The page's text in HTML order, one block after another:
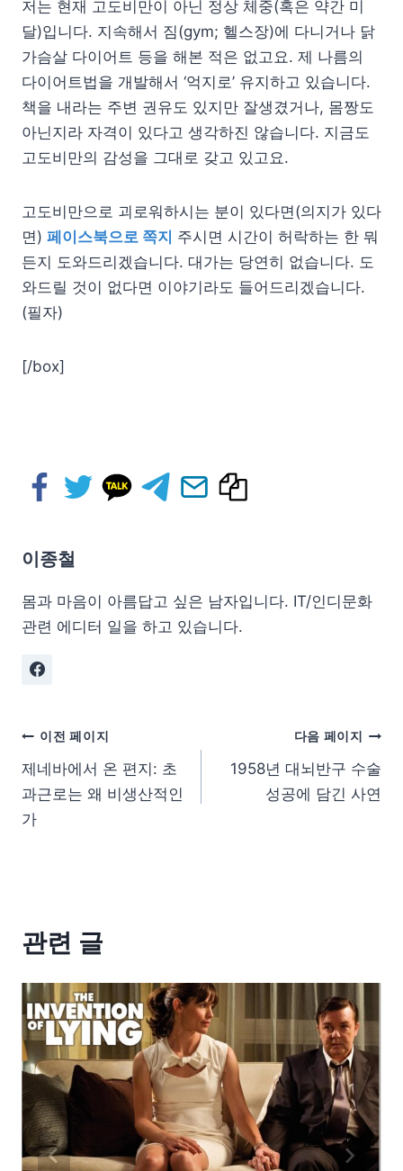
저는 현재 고도비만이 아닌 정상 체중(혹은 약간 미
달)입니다. 지속해서 짐(gym; 헬스장)에 다니거나 닭
가슴살 다이어트 등을 해본 적은 없고요. 제 나름의
다이어트법을 개발해서 ‘억지로’ 유지하고 있습니다.
책을 내라는 주변 권유도 있지만 잘생겼거나, 몸짱도
아닌지라 자격이 있다고 생각하진 않습니다. 지금도
고도비만의 감성을 그대로 갖고 있고요.
고도비만으로 괴로워하시는 분이 있다면(의지가 있다
면) 페이스북으로 쪽지 주시면 시간이 허락하는 한 뭐
든지 도와드리겠습니다. 대가는 당연히 없습니다. 도
와드릴 것이 없다면 이야기라도 들어드리겠습니다.
(필자)
[/box]
이종철
몸과 마음이 아름답고 싶은 남자입니다. IT/인디문화
관련 에디터 일을 하고 있습니다.
이전 페이지
제네바에서 온 편지: 초
과근로는 왜 비생산적인
가
다음 페이지
1958년 대뇌반구 수술
성공에 담긴 사연
관련 글